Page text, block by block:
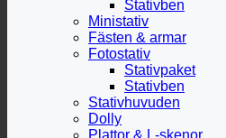
Stativben
Ministativ
Fästen & armar
Fotostativ
Stativpaket
Stativben
Stativhuvuden
Dolly
Plattor & L-skenor